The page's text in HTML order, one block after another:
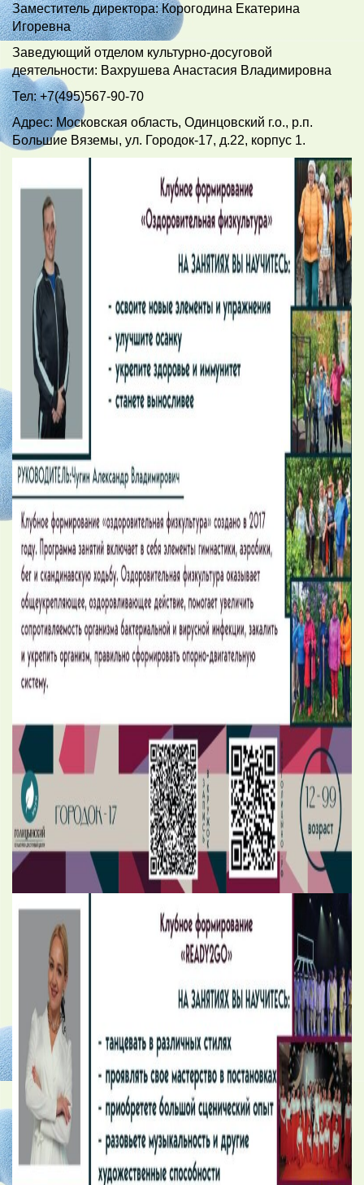
Заместитель директора: Корогодина Екатерина
Игоревна
Заведующий отделом культурно-досуговой
деятельности: Вахрушева Анастасия Владимировна
Тел: +7(495)567-90-70
Адрес: Московская область, Одинцовский г.о., р.п.
Большие Вяземы, ул. Городок-17, д.22, корпус 1.